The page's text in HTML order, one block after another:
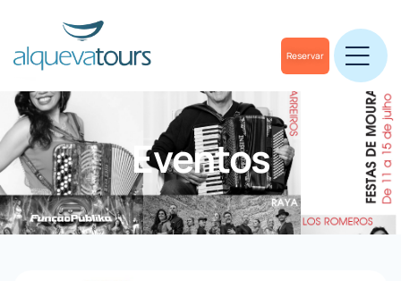
Reservar
Eventos